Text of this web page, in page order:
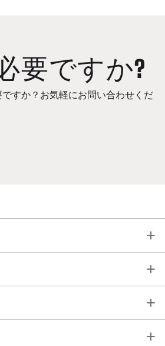
要ですか?
すか？お気軽にお問い合わせくだ